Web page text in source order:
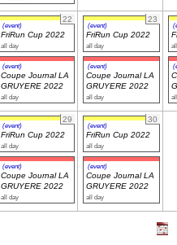
22
(event)
FriRun Cup 2022
all day
(event)
Coupe Journal LA
GRUYERE 2022
all day
23
(event)
FriRun Cup 2022
all day
(event)
Coupe Journal LA
GRUYERE 2022
all day
29
(event)
FriRun Cup 2022
all day
(event)
Coupe Journal LA
GRUYERE 2022
all day
30
(event)
FriRun Cup 2022
all day
(event)
Coupe Journal LA
GRUYERE 2022
all day